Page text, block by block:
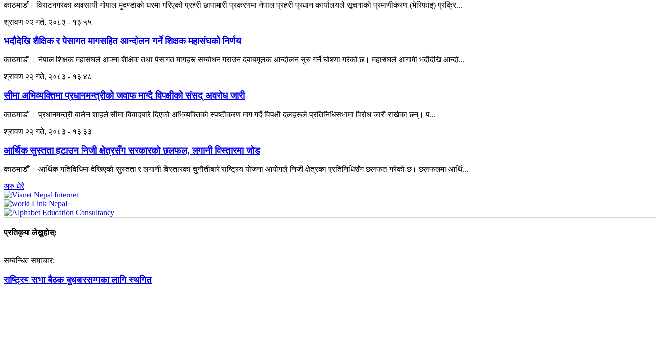
काठमाडौं। विराटनगरका व्यवसायी गोपाल मुदण्डाको घरमा गरिएको प्रहरी छापामारी प्रकरणमा नेपाल प्रहरी प्रधान कार्यालयले सूचनाको प्रमाणीकरण (भेरिफाइ) प्रक्रि...
श्रावण २२ गते, २०८३ - १३:५५
भदौदेखि शैक्षिक र पेसागत मागसहित आन्दोलन गर्ने शिक्षक महासंघको निर्णय
काठमाडौं । नेपाल शिक्षक महासंघले आफ्ना शैक्षिक तथा पेसागत मागहरू सम्बोधन गराउन दबाबमूलक आन्दोलन सुरु गर्ने घोषणा गरेको छ। महासंघले आगामी भदौदेखि आन्दो...
श्रावण २२ गते, २०८३ - १३:४८
सीमा अभिव्यक्तिमा प्रधानमन्त्रीको जवाफ माग्दै विपक्षीको संसद् अवरोध जारी
काठमाडौँ । प्रधानमन्त्री बालेन शाहले सीमा विवादबारे दिएको अभिव्यक्तिको स्पष्टीकरण माग गर्दै विपक्षी दलहरूले प्रतिनिधिसभामा विरोध जारी राखेका छन्। प...
श्रावण २२ गते, २०८३ - १३:३३
आर्थिक सुस्तता हटाउन निजी क्षेत्रसँग सरकारको छलफल, लगानी विस्तारमा जोड
काठमाडौँ । आर्थिक गतिविधिमा देखिएको सुस्तता र लगानी विस्तारका चुनौतीबारे राष्ट्रिय योजना आयोगले निजी क्षेत्रका प्रतिनिधिसँग छलफल गरेको छ। छलफलमा आर्थि...
अरु धेरै
प्रतिकृया लेख्नुहोस्:
सम्बन्धित समाचार:
राष्ट्रिय सभा बैठक बुधबारसम्मका लागि स्थगित